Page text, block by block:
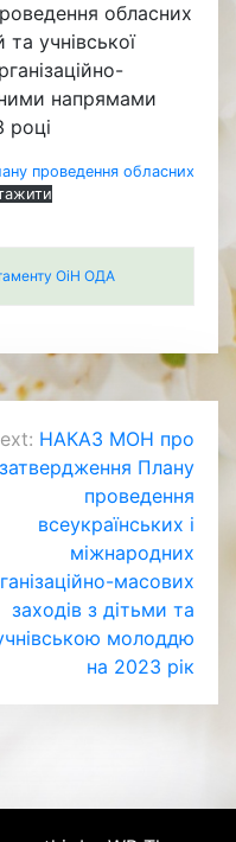
обласних
та учнівської
напрямами
році
проведення обласних
ОіН ОДА
НАКАЗ МОН про
затвердження Плану
проведення
всеукраїнських і
міжнародних
масових
заходів з дітьми та
молоддю
на 2023 рік